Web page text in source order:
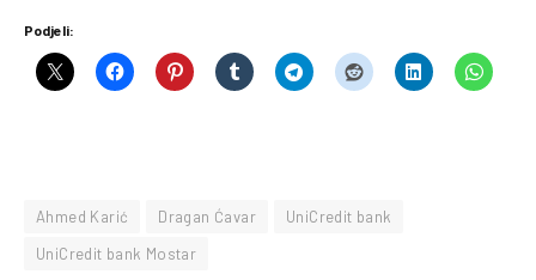
Podjeli:
Ahmed Karić Dragan Ćavar
UniCredit bank
UniCredit bank Mostar